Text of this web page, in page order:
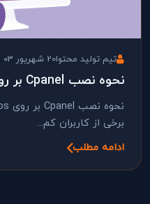
تیم تولید محتوا20 شهریور 03
نحوه نصب Cpanel بر روی Centos لینوکس
برخی از کاربران کم...
ادامه مطلب